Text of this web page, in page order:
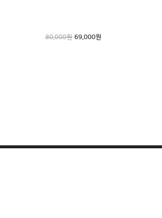
80,000원 69,000원
4,900원